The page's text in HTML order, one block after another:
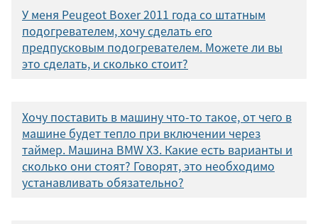
У меня Peugeot Boxer 2011 года со штатным
подогревателем, хочу сделать его
предпусковым подогревателем. Можете ли вы
это сделать, и сколько стоит?
Хочу поставить в машину что-то такое, от чего в
машине будет тепло при включении через
таймер. Машина BMW Х3. Какие есть варианты и
сколько они стоят? Говорят, это необходимо
устанавливать обязательно?